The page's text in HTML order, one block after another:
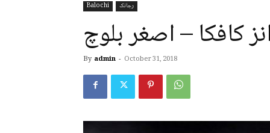
Balochi رجانک
کافکا – اصغر بلوچ
By admin - October 31, 2018